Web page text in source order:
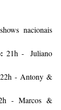
nacionais
21h -  Juliano
22h - Antony &
- Marcos &